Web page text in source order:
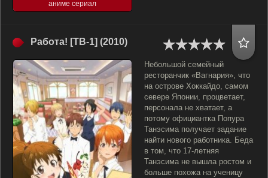
аниме сериал
Работа! [ТВ-1] (2010)
Небольшой семейный
ресторанчик «Вагнария», что
на острове Хоккайдо, самом
севере Японии, процветает,
персонала не хватает, а
потому официантка Попура
Танэсима получает задание
найти нового работника. Беда
в том, что 17-летняя
Танэсима не вышла ростом и
больше похожа на ученицу